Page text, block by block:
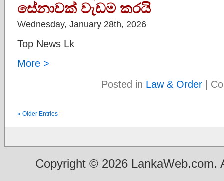
සේනාවක් වැඩම කරයි
Wednesday, January 28th, 2026
Top News Lk
More >
Posted in Law & Order|
« Older Entries
Copyright © 2026 LankaWeb.com.